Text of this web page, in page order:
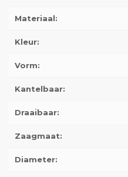
Materiaal:
Kleur:
Vorm:
Kantelbaar:
Draaibaar:
Zaagmaat:
Diameter: